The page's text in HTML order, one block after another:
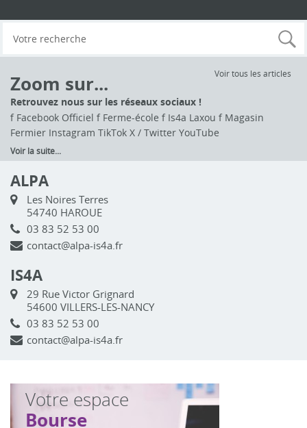
Zoom sur...
Voir tous les articles
Retrouvez nous sur les réseaux sociaux !
f Facebook Officiel f Ferme-école f Is4a Laxou f Magasin
Fermier Instagram TikTok X / Twitter YouTube
Voir la suite...
ALPA
Les Noires Terres
54740 HAROUE
03 83 52 53 00
contact@alpa-is4a.fr
IS4A
29 Rue Victor Grignard
54600 VILLERS-LES-NANCY
03 83 52 53 00
contact@alpa-is4a.fr
Votre espace
Bourse